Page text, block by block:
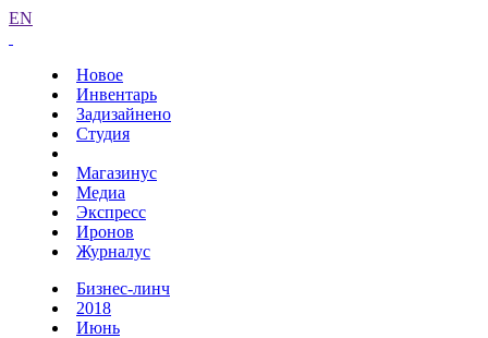
EN
Новое
Инвентарь
Задизайнено
Студия
Магазинус
Медиа
Экспресс
Иронов
Журналус
Бизнес-линч
2018
Июнь